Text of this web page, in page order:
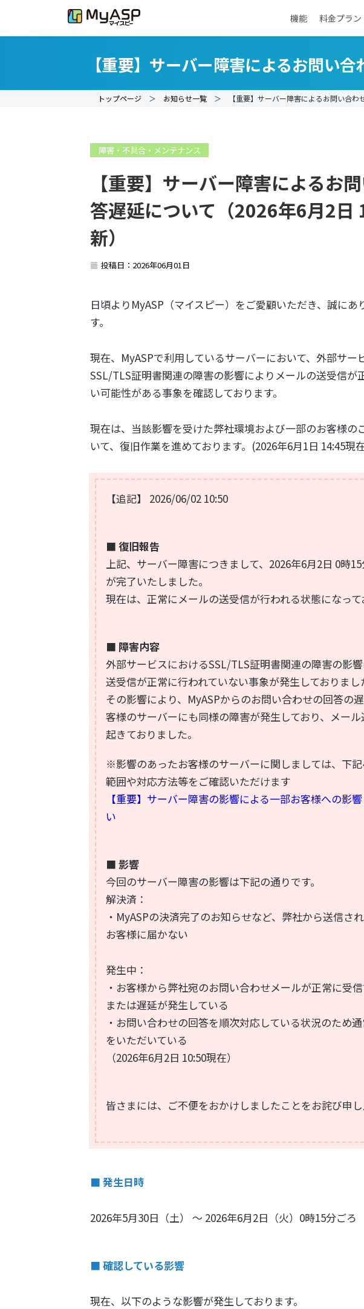
機能 料金プラン
【重要】サーバー障害によるお問い
トップページ ＞ お知らせ一覧 ＞ 【重要】サーバー障害によるお問い合わ
障害・不具合・メンテナンス
【重要】サーバー障害によるお
答遅延について（2026年6月2日
新）
投稿日：2026年06月01日
日頃よりMyASP（マイスピー）をご愛顧いただき、誠にあ
す。
現在、MyASPで利用しているサーバーにおいて、外部サー
SSL/TLS証明書関連の障害の影響によりメールの送受信が
い可能性がある事象を確認しております。
現在は、当該影響を受けた弊社環境および一部のお客様の
いて、復旧作業を進めております。(2026年6月1日 14:45現
【追記】 2026/06/02 10:50
■ 復旧報告
上記、サーバー障害につきまして、2026年6月2日 0時
が完了いたしました。
現在は、正常にメールの送受信が行われる状態になって
■ 障害内容
外部サービスにおけるSSL/TLS証明書関連の障害の影
送受信が正常に行われていない事象が発生しておりまし
その影響により、MyASPからのお問い合わせの回答の
客様のサーバーにも同様の障害が発生しており、メー
起きておりました。
※影響のあったお客様のサーバーに関しましては、下
範囲や対応方法等をご確認いただけます
【重要】サーバー障害の影響による一部お客様への影
い
■ 影響
今回のサーバー障害の影響は下記の通りです。
解決済：
・MyASPの決済完了のお知らせなど、弊社から送信さ
お客様に届かない
発生中：
・お客様から弊社宛のお問い合わせメールが正常に受信
または遅延が発生している
・お問い合わせの回答を順次対応している状況のため
をいただいている
（2026年6月2日 10:50現在）
皆さまには、ご不便をおかけしましたことをお詫び申し
■ 発生日時
2026年5月30日（土） ～ 2026年6月2日（火）0時15分ごろ
■ 確認している影響
現在、以下のような影響が発生しております。